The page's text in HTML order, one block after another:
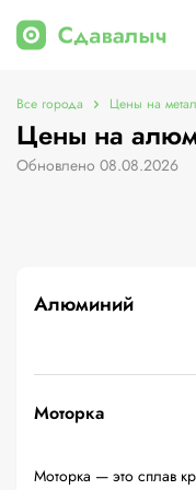
Все города Цены на
Цены на
Обновлено 08.08.2026
Алюминий
Моторка
Моторка — это сплав